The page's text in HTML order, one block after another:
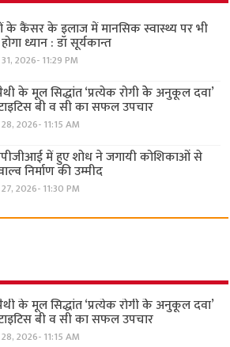
कैंसर के इलाज में मानसिक स्वास्थ्य पर भी
ध्यान : डॉ सूर्यकान्त
2026- 11:29 PM
के मूल सिद्धांत ‘प्रत्येक रोगी केे अनुकूल दवा’
बी व सी का सफल उपचार
2026- 11:15 AM
में हुए शोध ने जगायी कोशिकाओं से
निर्माण की उम्मीद
2026- 11:30 PM
के मूल सिद्धांत ‘प्रत्येक रोगी केे अनुकूल दवा’
बी व सी का सफल उपचार
2026- 11:15 AM